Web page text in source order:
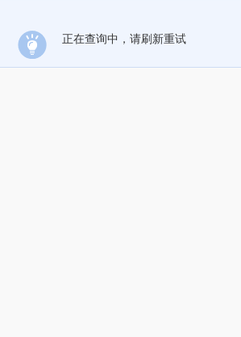
正在查询中，请刷新重试